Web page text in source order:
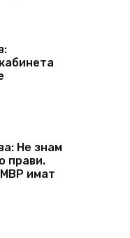
Не знам
прави.
имат